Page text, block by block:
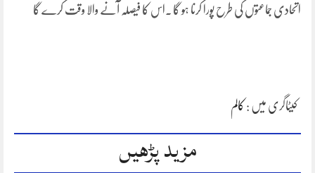
اتحادی جماعتوں کی طرح پورا کرنا ہو گا ۔اس کا فیصلہ آنے والا وقت کرے گا
کیٹاگری میں : کالم
مزید پڑھیں